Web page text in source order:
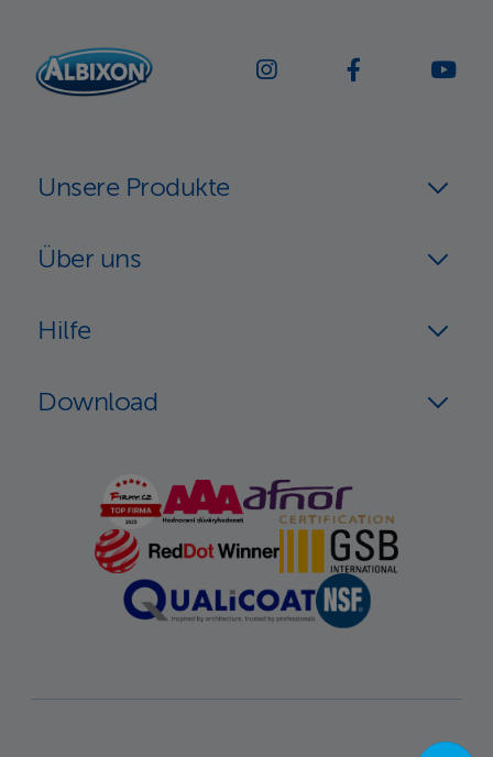
Unsere Produkte
Über uns
Hilfe
Download